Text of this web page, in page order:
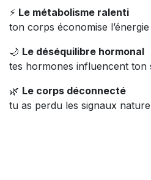
⚡ Le métabolisme ralenti
ton corps économise l’énergie
🌙 Le déséquilibre hormonal
tes hormones influencent ton
🌿 Le corps déconnecté
tu as perdu les signaux